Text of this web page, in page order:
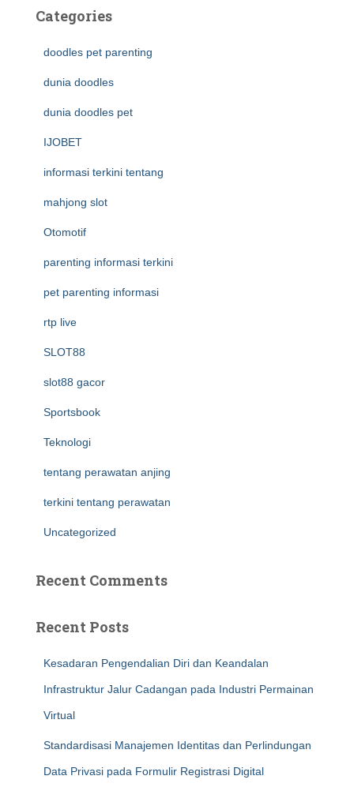
Categories
doodles pet parenting
dunia doodles
dunia doodles pet
IJOBET
informasi terkini tentang
mahjong slot
Otomotif
parenting informasi terkini
pet parenting informasi
rtp live
SLOT88
slot88 gacor
Sportsbook
Teknologi
tentang perawatan anjing
terkini tentang perawatan
Uncategorized
Recent Comments
Recent Posts
Kesadaran Pengendalian Diri dan Keandalan
Infrastruktur Jalur Cadangan pada Industri Permainan
Virtual
Standardisasi Manajemen Identitas dan Perlindungan
Data Privasi pada Formulir Registrasi Digital